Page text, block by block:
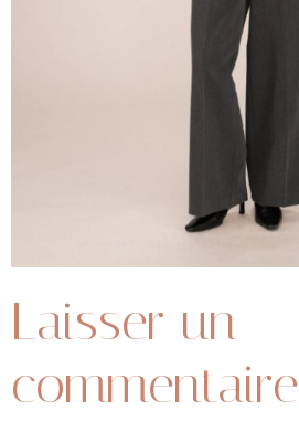
Laisser un
commentaire